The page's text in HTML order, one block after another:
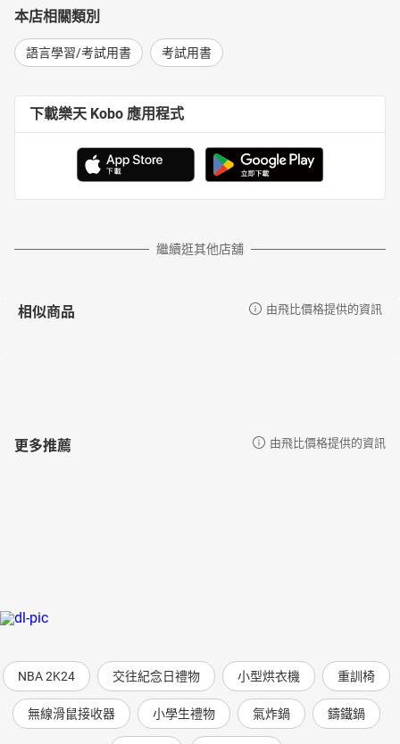
本店相關類別
語言學習/考試用書 考試用書
下載樂天 Kobo 應用程式
繼續逛其他店舖
相似商品 由飛比價格提供的資訊
更多推薦 由飛比價格提供的資訊
NBA 2K24 交往紀念日禮物 小型烘衣機 重訓椅
無線滑鼠接收器 小學生禮物 氣炸鍋 鑄鐵鍋